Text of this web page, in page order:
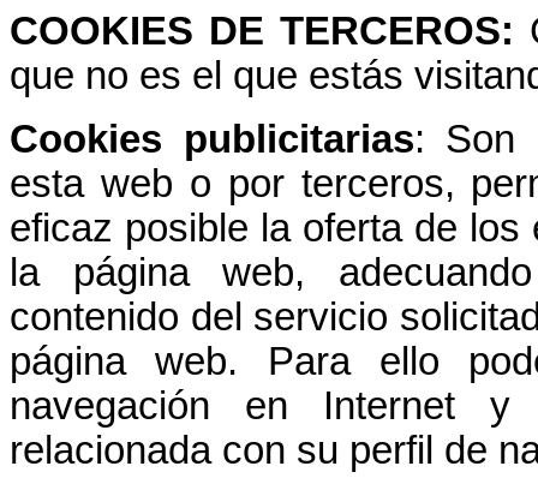
COOKIES DE TERCEROS:
que no es el que estás
Cookies publicitarias: Son
esta web o por terceros,
eficaz posible la oferta de
la página web,
contenido del servicio
página web. Para ello
navegación en Internet y
relacionada con su perfil de